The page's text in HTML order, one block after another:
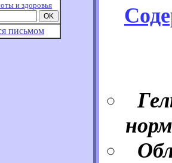
и здоровья
письмом